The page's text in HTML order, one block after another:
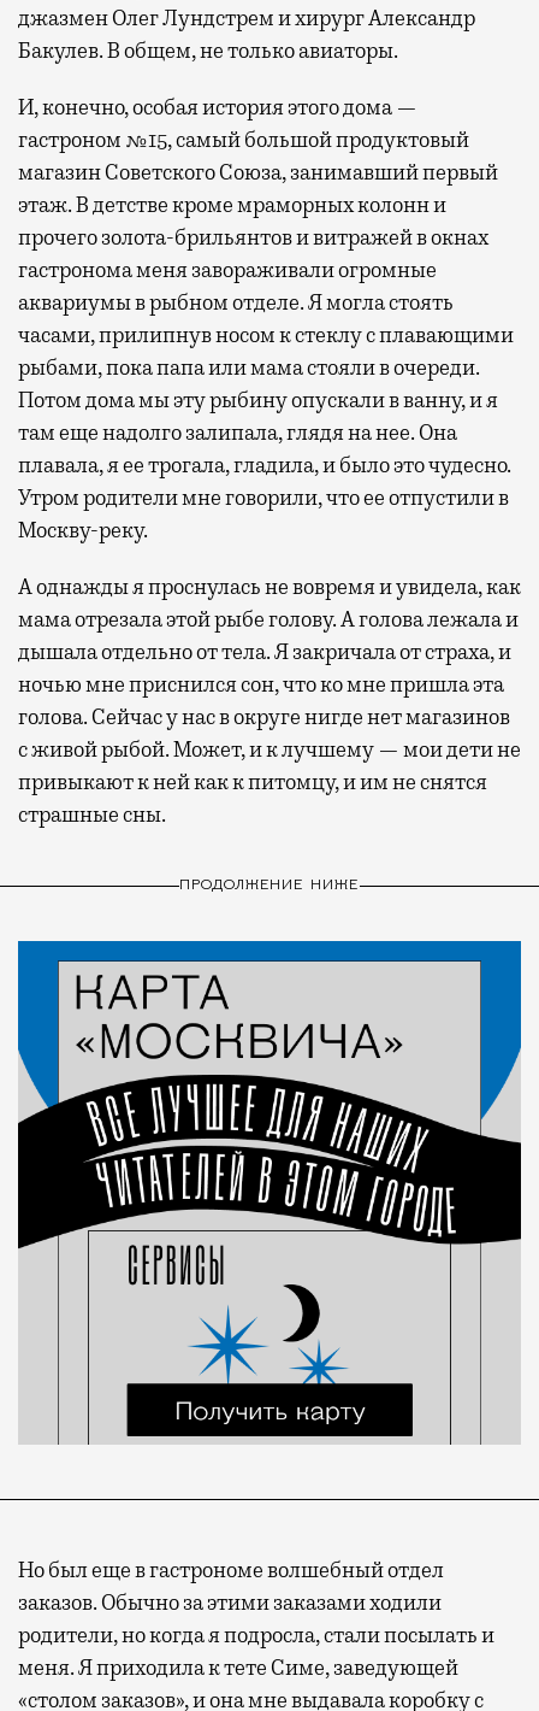
джазмен Олег Лундстрем и хирург Александр
Бакулев. В общем, не только авиаторы.
И, конечно, особая история этого дома —
гастроном №15, самый большой продуктовый
магазин Советского Союза, занимавший первый
этаж. В детстве кроме мраморных колонн и
прочего золота-брильянтов и витражей в окнах
гастронома меня завораживали огромные
аквариумы в рыбном отделе. Я могла стоять
часами, прилипнув носом к стеклу с плавающими
рыбами, пока папа или мама стояли в очереди.
Потом дома мы эту рыбину опускали в ванну, и я
там еще надолго залипала, глядя на нее. Она
плавала, я ее трогала, гладила, и было это чудесно.
Утром родители мне говорили, что ее отпустили в
Москву-реку.
А однажды я проснулась не вовремя и увидела, как
мама отрезала этой рыбе голову. А голова лежала и
дышала отдельно от тела. Я закричала от страха, и
ночью мне приснился сон, что ко мне пришла эта
голова. Сейчас у нас в округе нигде нет магазинов
с живой рыбой. Может, и к лучшему — мои дети не
привыкают к ней как к питомцу, и им не снятся
страшные сны.
ПРОДОЛЖЕНИЕ НИЖЕ
Но был еще в гастрономе волшебный отдел
заказов. Обычно за этими заказами ходили
родители, но когда я подросла, стали посылать и
меня. Я приходила к тете Симе, заведующей
«столом заказов», и она мне выдавала коробку с